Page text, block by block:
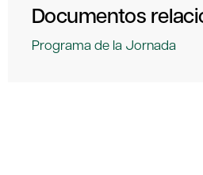
Documentos
Programa de la Jornada